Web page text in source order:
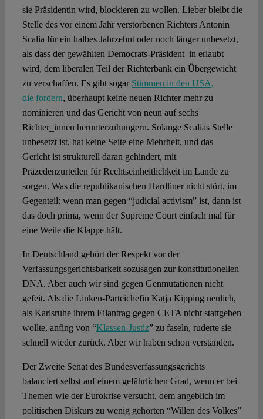
sie Präsidentin wird, blockieren zu wollen. Lieber bleibt die
Stelle des vor einem Jahr verstorbenen Richters Antonin
Scalia für ein halbes Jahrzehnt oder noch länger unbesetzt,
als dass der gewählten Democrats-Präsident_in erlaubt
wird, dem liberalen Teil der Richterbank ein Übergewicht
zu verschaffen. Es gibt sogar Stimmen in den USA,
die fordern, überhaupt keine neuen Richter mehr zu
nominieren und das Gericht von neun auf sechs
Richter_innen herunterzuhungern. Solange Scalias Stelle
unbesetzt ist, hat keine Seite eine Mehrheit, und das
Gericht ist strukturell daran gehindert, mit
Präzedenzurteilen für Rechtseinheitlichkeit im Lande zu
sorgen. Was die republikanischen Hardliner nicht stört, im
Gegenteil: wenn man gegen “judicial activism” ist, dann ist
das doch prima, wenn der Supreme Court einfach mal für
eine Weile die Klappe hält.
In Deutschland gehört der Respekt vor der
Verfassungsgerichtsbarkeit sozusagen zur konstitutionellen
DNA. Aber auch wir sind gegen Genmutationen nicht
gefeit. Als die Linken-Parteichefin Katja Kipping neulich,
als Karlsruhe ihrem Eilantrag gegen CETA nicht stattgeben
wollte, anfing von “Klassen-Justiz” zu faseln, ruderte sie
schnell wieder zurück. Aber wir haben schon verstanden.
Der Zweite Senat des Bundesverfassungsgerichts
balanciert selbst auf einem gefährlichen Grad, wenn er bei
Themen wie der Eurokrise versucht, dem angeblich im
politischen Diskurs zu wenig gehörten “Willen des Volkes”